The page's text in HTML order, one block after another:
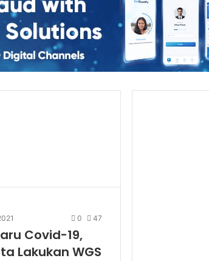
0 47
Covid-19,
Lakukan WGS